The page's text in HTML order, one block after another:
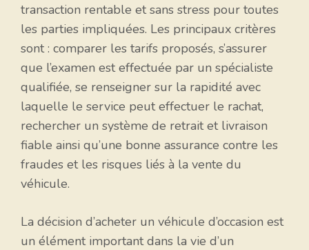
transaction rentable et sans stress pour toutes
les parties impliquées. Les principaux critères
sont : comparer les tarifs proposés, s’assurer
que l’examen est effectuée par un spécialiste
qualifiée, se renseigner sur la rapidité avec
laquelle le service peut effectuer le rachat,
rechercher un système de retrait et livraison
fiable ainsi qu’une bonne assurance contre les
fraudes et les risques liés à la vente du
véhicule.
La décision d’acheter un véhicule d’occasion est
un élément important dans la vie d’un